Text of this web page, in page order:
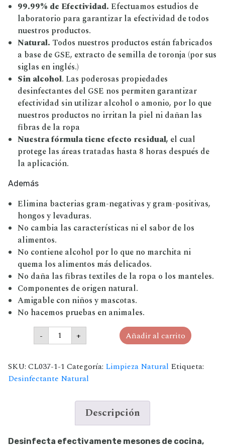
99.99% de Efectividad. Efectuamos estudios de
laboratorio para garantizar la efectividad de todos
nuestros productos.
Natural. Todos nuestros productos están fabricados
a base de GSE, extracto de semilla de toronja (por sus
siglas en inglés.)
Sin alcohol. Las poderosas propiedades
desinfectantes del GSE nos permiten garantizar
efectividad sin utilizar alcohol o amonio, por lo que
nuestros productos no irritan la piel ni dañan las
fibras de la ropa
Nuestra fórmula tiene efecto residual, el cual
protege las áreas tratadas hasta 8 horas después de
la aplicación.
Además
Elimina bacterias gram-negativas y gram-positivas,
hongos y levaduras.
No cambia las características ni el sabor de los
alimentos.
No contiene alcohol por lo que no marchita ni
quema los alimentos más delicados.
No daña las fibras textiles de la ropa o los manteles.
Componentes de origen natural.
Amigable con niños y mascotas.
No hacemos pruebas en animales.
- Desinfectante
superficies
Toronja
500
ml
+ Añadir al carrito
SKU: CL037-1-1 Categoría: Limpieza Natural Etiqueta:
Desinfectante Natural
Descripción
Desinfecta efectivamente mesones de cocina,